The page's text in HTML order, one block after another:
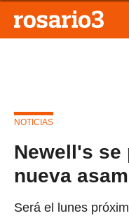
NOTICIAS
Newell's se
nueva
Será el lunes